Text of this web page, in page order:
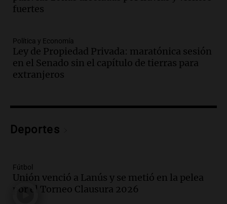
Episodios
avanza con testimonios clave sobre el
accidente en Villa Dolores
Panorama Federal
Episodios
tributo todos los jueves
Episodios
sea, va a ser lindo”
La Cadena del Gol
Episodios
fuertes
Política y Economía
Ley de Propiedad Privada: maratónica sesión
en el Senado sin el capítulo de tierras para
extranjeros
Deportes
Fútbol
Unión venció a Lanús y se metió en la pelea
por el Torneo Clausura 2026